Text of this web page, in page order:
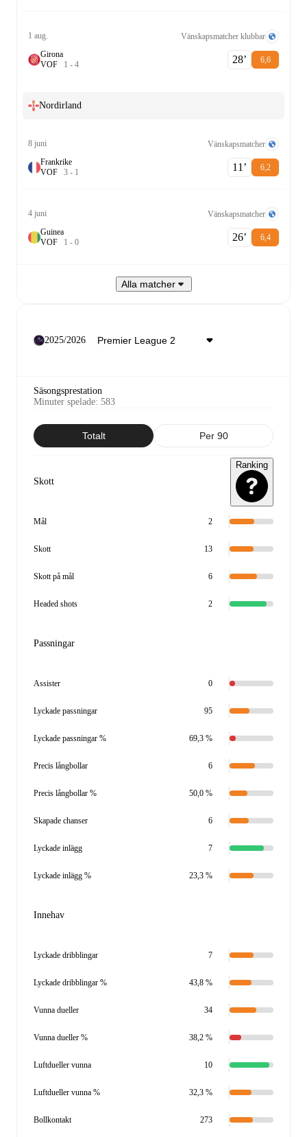
1 aug.
Vänskapsmatcher klubbar
Girona
VOF 1 - 4 28‎’‎ 6,6
Nordirland
8 juni
Vänskapsmatcher
Frankrike
VOF 3 - 1 11‎’‎ 6,2
4 juni
Vänskapsmatcher
Guinea
VOF 1 - 0 26‎’‎ 6,4
Alla matcher
2025/2026
Säsongsprestation
Minuter spelade: 583
Totalt Per 90
Skott
Ranking
Mål 2
Skott 13
Skott på mål 6
Headed shots 2
Passningar
Assister 0
Lyckade passningar 95
Lyckade passningar % 69,3 %
Precis långbollar 6
Precis långbollar % 50,0 %
Skapade chanser 6
Lyckade inlägg 7
Lyckade inlägg % 23,3 %
Innehav
Lyckade dribblingar 7
Lyckade dribblingar % 43,8 %
Vunna dueller 34
Vunna dueller % 38,2 %
Luftdueller vunna 10
Luftdueller vunna % 32,3 %
Bollkontakt 273